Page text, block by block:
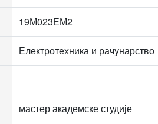
19М023ЕМ2
Електротехника и рачунарство
мастер академске студије